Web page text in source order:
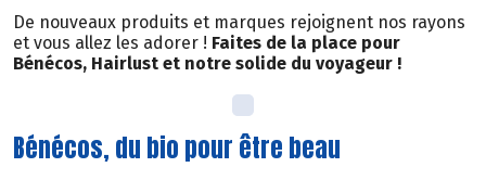
De nouveaux produits et marques rejoignent nos rayons
et vous allez les adorer ! Faites de la place pour
Bénécos, Hairlust et notre solide du voyageur !
Bénécos, du bio pour être beau